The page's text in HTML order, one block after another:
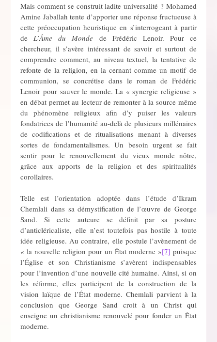
Mais comment se construit ladite universalité ? Mohamed
Amine Jaballah tente d’apporter une réponse fructueuse à
cette préoccupation heuristique en s’interrogeant à partir
de L’Âme du Monde de Frédéric Lenoir. Pour ce
chercheur, il s’avère intéressant de savoir et surtout de
comprendre comment, au niveau textuel, la tentative de
refonte de la religion, en la cernant comme un motif de
communion, se concrétise dans le roman de Frédéric
Lenoir pour sauver le monde. La « synergie religieuse »
en débat permet au lecteur de remonter à la source même
du phénomène religieux afin d’y puiser les valeurs
fondatrices de l’humanité au-delà de plusieurs millénaires
de codifications et de ritualisations menant à diverses
sortes de fondamentalismes. Un besoin urgent se fait
sentir pour le renouvellement du vieux monde nôtre,
grâce aux apports de la religion et des spiritualités
corollaires.
Telle est l’orientation adoptée dans l’étude d’Ikram
Chemlali dans sa démystification de l’œuvre de George
Sand. Si cette auteure se définit par sa posture
d’anticléricaliste, elle n’est toutefois pas hostile à toute
idée religieuse. Au contraire, elle postule l’avènement de
« la nouvelle religion pour un État moderne »[7] puisque
l’Église et son Christianisme s’avèrent indispensables
pour l’invention d’une nouvelle cité humaine. Ainsi, si on
les réforme, elles participent de la construction de la
vision laïque de l’État moderne. Chemlali parvient à la
conclusion que George Sand croit à un Christ qui
enseigne un christianisme renouvelé pour fonder un État
moderne.